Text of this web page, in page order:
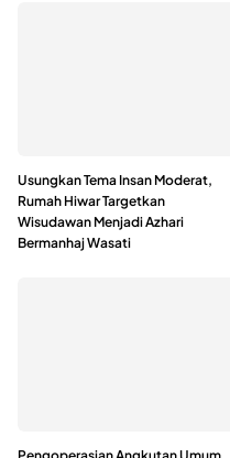
Usungkan Tema Insan Moderat,
Rumah Hiwar Targetkan
Wisudawan Menjadi Azhari
Bermanhaj Wasati